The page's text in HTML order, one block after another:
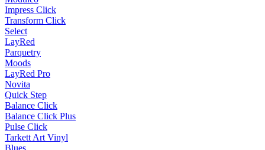
Impress Click
Transform Click
Select
LayRed
Parquetry
Moods
LayRed Pro
Novita
Quick Step
Balance Click
Balance Click Plus
Pulse Click
Tarkett Art Vinyl
Blues